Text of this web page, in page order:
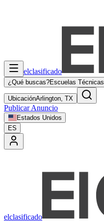
elclasificado
¿Qué buscas?Escuelas Técnicas
UbicaciónArlington, TX
Publicar Anuncio
Estados Unidos
ES
elclasificado